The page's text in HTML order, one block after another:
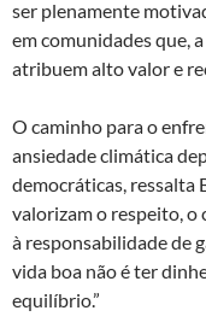
ser plenamente
em comunidades que,
atribuem alto valor e
O caminho para o
ansiedade climática
democráticas, ressalta
valorizam o respeito, o
à responsabilidade de
vida boa não é ter
equilíbrio.”